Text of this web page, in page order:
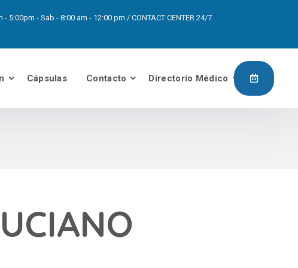
- 5:00pm - Sab - 8:00 am - 12:00 pm / CONTACT CENTER 24/7
Cápsulas Contacto Directorio Médico